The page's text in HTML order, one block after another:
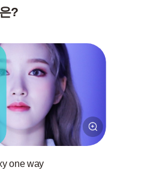
?
one way